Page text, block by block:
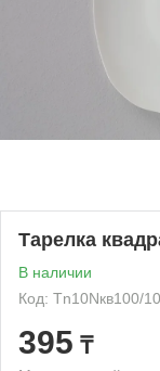
Тарелка
В наличии
Код: Tn10Nкв100/
395 ₸